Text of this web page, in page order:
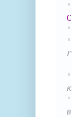
'
'
'
'